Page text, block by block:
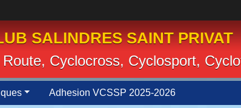
SALINDRES SAINT PRIVAT
Cyclocross, Cyclosport,
Adhesion VCSSP 2025-2026